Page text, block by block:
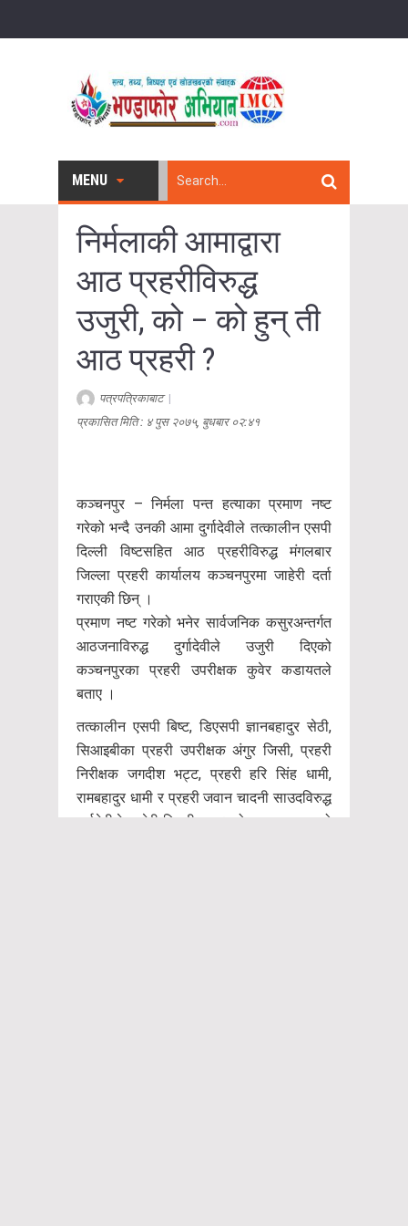
MENU
निर्मलाकी आमाद्वारा
आठ प्रहरीविरुद्ध
उजुरी, को – को हुन् ती
आठ प्रहरी ?
पत्रपत्रिकाबाट|
प्रकासित मिति : ४ पुस २०७५, बुधबार ०२:४१
कञ्चनपुर – निर्मला पन्त हत्याका प्रमाण नष्ट
गरेको भन्दै उनकी आमा दुर्गादेवीले तत्कालीन एसपी
दिल्ली विष्टसहित आठ प्रहरीविरुद्ध मंगलबार
जिल्ला प्रहरी कार्यालय कञ्चनपुरमा जाहेरी दर्ता
गराएकी छिन् ।
प्रमाण नष्ट गरेको भनेर सार्वजनिक कसुरअन्तर्गत
आठजनाविरुद्ध दुर्गादेवीले उजुरी दिएको
कञ्चनपुरका प्रहरी उपरीक्षक कुवेर कडायतले
बताए ।
तत्कालीन एसपी बिष्ट, डिएसपी ज्ञानबहादुर सेठी,
सिआइबीका प्रहरी उपरीक्षक अंगुर जिसी, प्रहरी
निरीक्षक जगदीश भट्ट, प्रहरी हरि सिंह धामी,
रामबहादुर धामी र प्रहरी जवान चादनी साउदविरुद्ध
दुर्गादेवीले जाहेरी दिएकी हुन् । यो समाचार आजको